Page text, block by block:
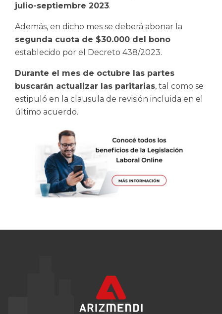
julio-septiembre 2023.
Además, en dicho mes se deberá abonar la
segunda cuota de $30.000 del bono
establecido por el Decreto 438/2023.
Durante el mes de octubre las partes
buscarán actualizar las paritarias, tal como se
estipuló en la clausula de revisión incluida en el
último acuerdo.